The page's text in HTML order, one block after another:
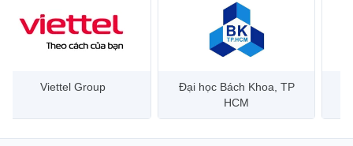
Đại học Bách Khoa, TP
Bưu điện Việt Nam –
Vietnam Post